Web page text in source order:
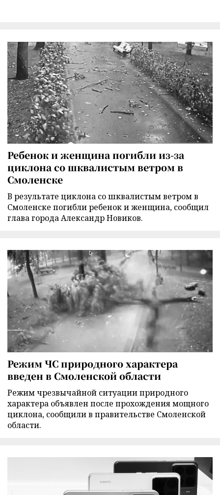
Ребенок и женщина погибли из-за
циклона со шквалистым ветром в
Смоленске
В результате циклона со шквалистым ветром в
Смоленске погибли ребенок и женщина, сообщил
глава города Александр Новиков.
Режим ЧС природного характера
введен в Смоленской области
Режим чрезвычайной ситуации природного
характера объявлен после прохождения мощного
циклона, сообщили в правительстве Смоленской
области.